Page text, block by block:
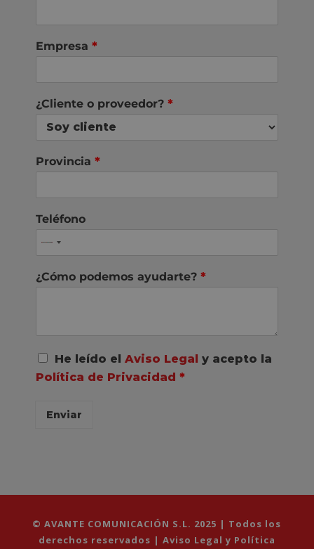
Empresa *
¿Cliente o proveedor? *
Provincia *
Teléfono
¿Cómo podemos ayudarte? *
A
u
D
He leído el Aviso Legal y acepto la
Política de Privacidad *
Enviar
© AVANTE COMUNICACIÓN S.L. 2025 | Todos los
derechos reservados | Aviso Legal y Política